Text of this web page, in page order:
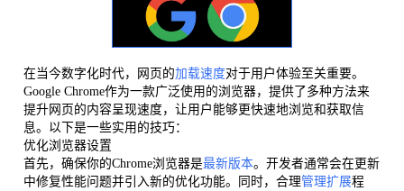
在当今数字化时代，网页的加载速度对于用户体验至关重要。
Google Chrome作为一款广泛使用的浏览器，提供了多种方法来
提升网页的内容呈现速度，让用户能够更快速地浏览和获取信
息。以下是一些实用的技巧：
优化浏览器设置
首先，确保你的Chrome浏览器是最新版本。开发者通常会在更新
中修复性能问题并引入新的优化功能。同时，合理管理扩展程